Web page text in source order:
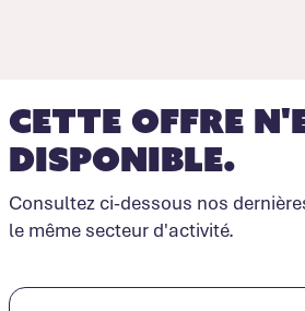
Cette offre
disponible.
Consultez ci-dessous nos
le même secteur d'activité.